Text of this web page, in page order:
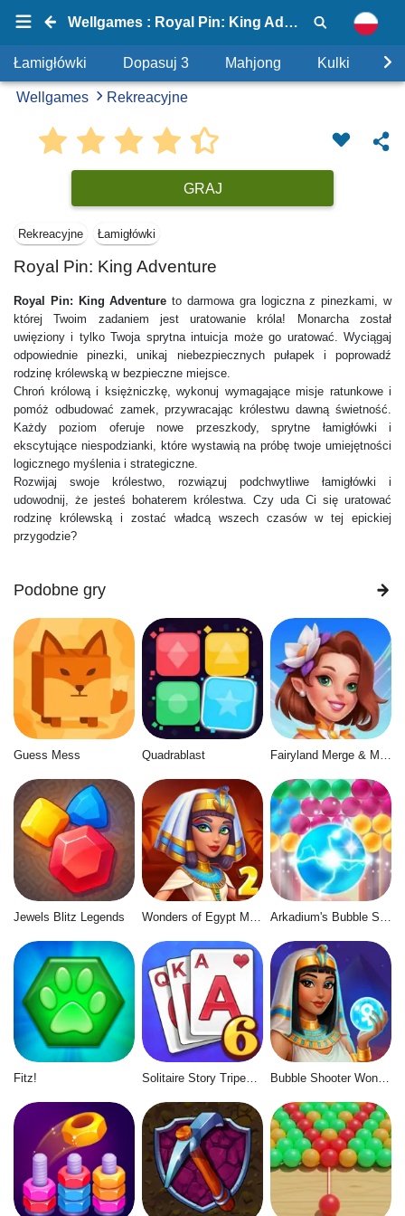
Wellgames : Royal Pin: King Adventure
Łamigłówki Dopasuj 3 Mahjong Kulki
Wellgames Rekreacyjne
GRAJ
Rekreacyjne Łamigłówki
Royal Pin: King Adventure
Royal Pin: King Adventure to darmowa gra logiczna z pinezkami, w
której Twoim zadaniem jest uratowanie króla! Monarcha został
uwięziony i tylko Twoja sprytna intuicja może go uratować. Wyciągaj
odpowiednie pinezki, unikaj niebezpiecznych pułapek i poprowadź
rodzinę królewską w bezpieczne miejsce.
Chroń królową i księżniczkę, wykonuj wymagające misje ratunkowe i
pomóż odbudować zamek, przywracając królestwu dawną świetność.
Każdy poziom oferuje nowe przeszkody, sprytne łamigłówki i
ekscytujące niespodzianki, które wystawią na próbę twoje umiejętności
logicznego myślenia i strategiczne.
Rozwijaj swoje królestwo, rozwiązuj podchwytliwe łamigłówki i
udowodnij, że jesteś bohaterem królestwa. Czy uda Ci się uratować
rodzinę królewską i zostać władcą wszech czasów w tej epickiej
przygodzie?
Podobne gry
Guess Mess Quadrablast Fairyland Merge & Magic
Jewels Blitz Legends
Fitz! Solitaire Story Tripeaks 6 Bubble Shooter Wonders of Egypt